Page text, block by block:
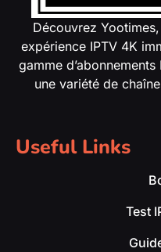
Découvrez
expérience IPTV 4K
gamme
une variété de
Useful Links
Test